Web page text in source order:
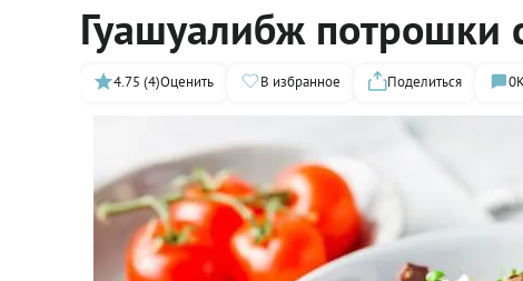
Гуашуалибж потрошки
4.75 (4)Оценить В избранное Поделиться 0